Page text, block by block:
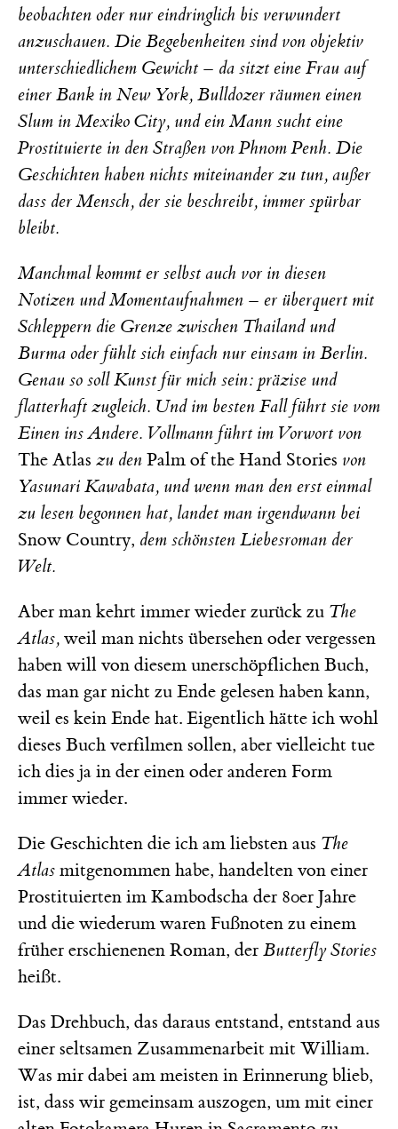
beobachten oder nur eindringlich bis verwundert
anzuschauen. Die Begebenheiten sind von objektiv
unterschiedlichem Gewicht – da sitzt eine Frau auf
einer Bank in New York, Bulldozer räumen einen
Slum in Mexiko City, und ein Mann sucht eine
Prostituierte in den Straßen von Phnom Penh. Die
Geschichten haben nichts miteinander zu tun, außer
dass der Mensch, der sie beschreibt, immer spürbar
bleibt.
Manchmal kommt er selbst auch vor in diesen
Notizen und Momentaufnahmen – er überquert mit
Schleppern die Grenze zwischen Thailand und
Burma oder fühlt sich einfach nur einsam in Berlin.
Genau so soll Kunst für mich sein: präzise und
flatterhaft zugleich. Und im besten Fall führt sie vom
Einen ins Andere. Vollmann führt im Vorwort von
The Atlas zu den Palm of the Hand Stories von
Yasunari Kawabata, und wenn man den erst einmal
zu lesen begonnen hat, landet man irgendwann bei
Snow Country, dem schönsten Liebesroman der
Welt.
Aber man kehrt immer wieder zurück zu The
Atlas, weil man nichts übersehen oder vergessen
haben will von diesem unerschöpflichen Buch,
das man gar nicht zu Ende gelesen haben kann,
weil es kein Ende hat. Eigentlich hätte ich wohl
dieses Buch verfilmen sollen, aber vielleicht tue
ich dies ja in der einen oder anderen Form
immer wieder.
Die Geschichten die ich am liebsten aus The
Atlas mitgenommen habe, handelten von einer
Prostituierten im Kambodscha der 80er Jahre
und die wiederum waren Fußnoten zu einem
früher erschienenen Roman, der Butterfly Stories
heißt.
Das Drehbuch, das daraus entstand, entstand aus
einer seltsamen Zusammenarbeit mit William.
Was mir dabei am meisten in Erinnerung blieb,
ist, dass wir gemeinsam auszogen, um mit einer